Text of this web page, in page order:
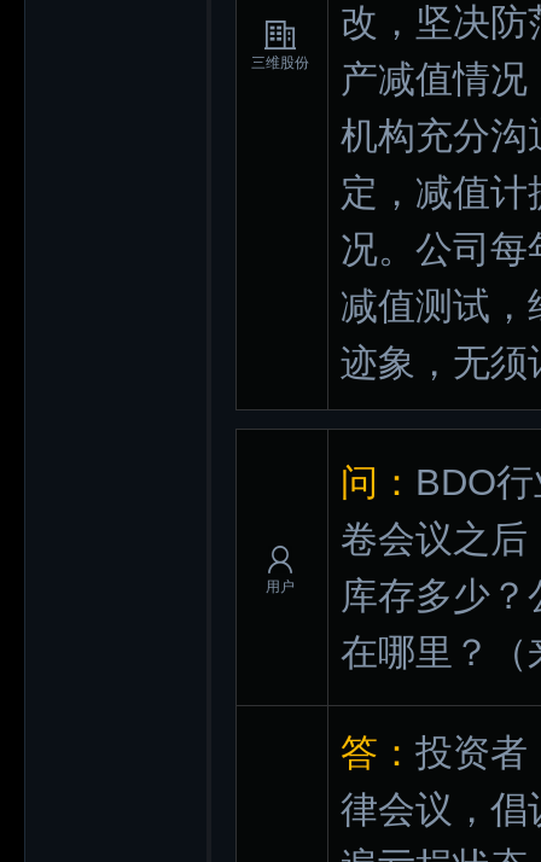
三维股份
改，坚决防
产减值情
机构充分沟
定，减值
况。公司每
减值测试，
迹象，无须
用户
问： BDO
卷会议之后
库存多少
在哪里？
答： 投资者
律会议，倡